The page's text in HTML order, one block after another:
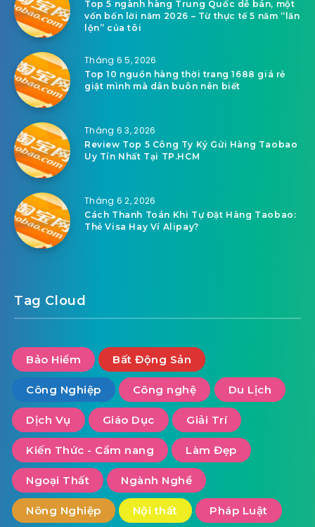
Top 5 ngành hàng Trung Quốc dễ bán, một
vốn bốn lời năm 2026 – Từ thực tế 5 năm “lăn
lộn” của tôi
Tháng 6 5, 2026
Top 10 nguồn hàng thời trang 1688 giá rẻ
giật mình mà dân buôn nên biết
Tháng 6 3, 2026
Review Top 5 Công Ty Ký Gửi Hàng Taobao
Uy Tín Nhất Tại TP.HCM
Tháng 6 2, 2026
Cách Thanh Toán Khi Tự Đặt Hàng Taobao:
Thẻ Visa Hay Ví Alipay?
Tag Cloud
Bảo Hiểm Bất Động Sản
Công Nghiệp Công nghệ Du Lịch
Dịch Vụ Giáo Dục Giải Trí
Kiến Thức - Cẩm nang Làm Đẹp
Ngoại Thất Ngành Nghề
Nông Nghiệp Nội thất Pháp Luật